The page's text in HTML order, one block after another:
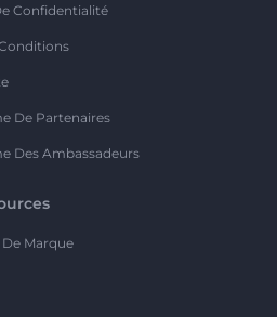
Confidentialité
De Partenaires
Des Ambassadeurs
Marque